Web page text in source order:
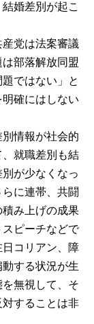
婚差別が起こ
党は法案審議
部落解放同盟
ではない」と
確にはしない
情報が社会的
就職差別も結
が少なくなっ
に連帯、共闘
み上げの成果
ピーチなどで
コリアン、障
する状況が生
無視して、そ
することは非